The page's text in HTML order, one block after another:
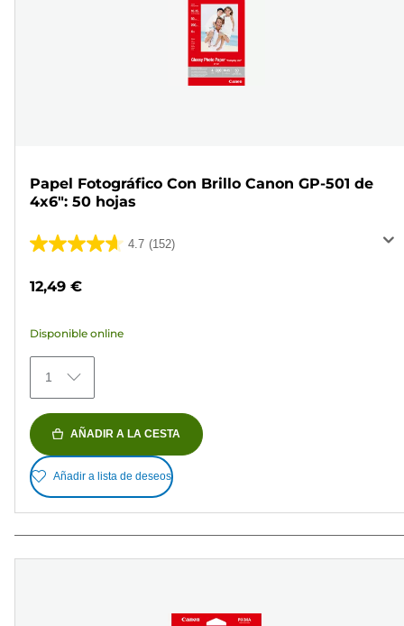
Papel Fotográfico Con Brillo Canon GP-501 de
4x6": 50 hojas
4.7 (152)
4.7
5
152
reseñas
12,49 €
Disponible online
1
AÑADIR A LA CESTA
Añadir a lista de deseos